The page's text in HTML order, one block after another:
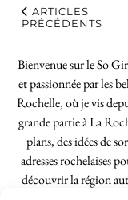
ARTICLES
PRÉCÉDENTS
Bienvenue sur le So
et passionnée par les
Rochelle, où je vis
grande partie à La
plans, des idées de
adresses rochelaises
découvrir la région